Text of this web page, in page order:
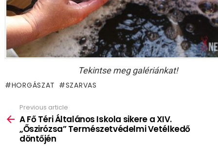
Tekintse meg galériánkat!
HORGÁSZAT SZARVAS
more
Previous article
A Fő Téri Általános Iskola sikere a XIV.
„Őszirózsa” Természetvédelmi Vetélkedő
döntőjén